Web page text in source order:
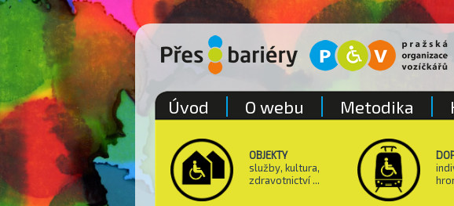
OBJEKTY
služby, kultura,
zdravotnictví ...
Úvod O webu Metodika